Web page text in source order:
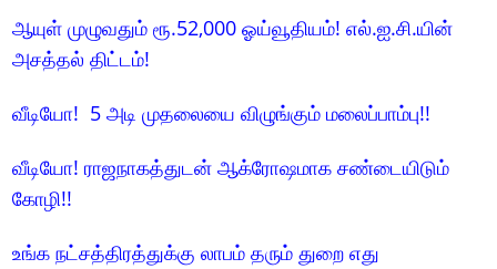
ஆயுள் முழுவதும் ரூ.52,000 ஓய்வூதியம்! எல்.ஐ.சி.யின்
அசத்தல் திட்டம்!
வீடியோ! 5 அடி முதலையை விழுங்கும் மலைப்பாம்பு!!
வீடியோ! ராஜநாகத்துடன் ஆக்ரோஷமாக சண்டையிடும்
கோழி!!
உங்க நட்சத்திரத்துக்கு லாபம் தரும் துறை எது